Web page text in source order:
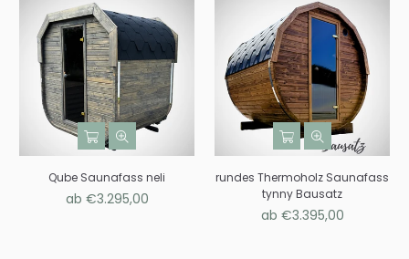
Qube Saunafass neli
ab €3.295,00
rundes Thermoholz Saunafass
tynny Bausatz
ab €3.395,00